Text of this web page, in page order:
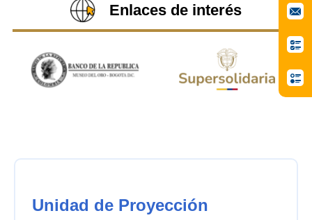
Enlaces de interés
Unidad de Proyección